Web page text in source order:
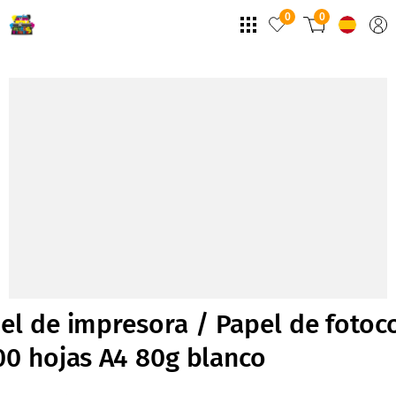
0 0
de impresora / Papel de
hojas A4 80g blanco